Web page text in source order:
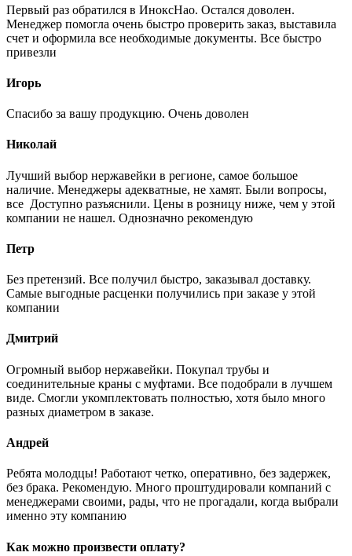
Первый раз обратился в ИноксНао. Остался доволен.
Менеджер помогла очень быстро проверить заказ, выставила
счет и оформила все необходимые документы. Все быстро
привезли
Игорь
Спасибо за вашу продукцию. Очень доволен
Николай
Лучший выбор нержавейки в регионе, самое большое
наличие. Менеджеры адекватные, не хамят. Были вопросы,
все Доступно разъяснили. Цены в розницу ниже, чем у этой
компании не нашел. Однозначно рекомендую
Петр
Без претензий. Все получил быстро, заказывал доставку.
Самые выгодные расценки получились при заказе у этой
компании
Дмитрий
Огромный выбор нержавейки. Покупал трубы и
соединительные краны с муфтами. Все подобрали в лучшем
виде. Смогли укомплектовать полностью, хотя было много
разных диаметром в заказе.
Андрей
Ребята молодцы! Работают четко, оперативно, без задержек,
без брака. Рекомендую. Много проштудировали компаний с
менеджерами своими, рады, что не прогадали, когда выбрали
именно эту компанию
Как можно произвести оплату?